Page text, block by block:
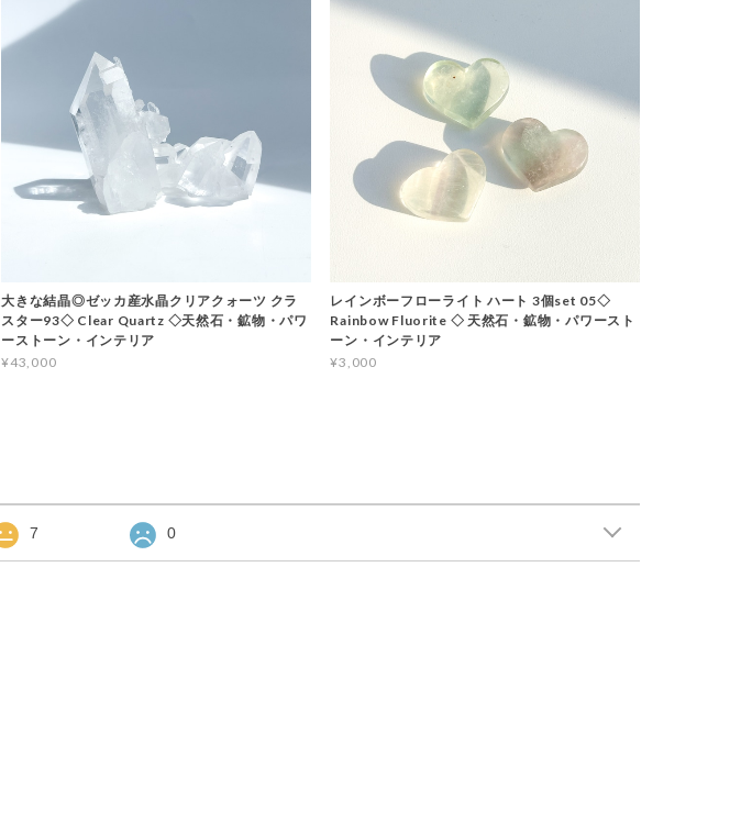
大きな結晶◎ゼッカ産水晶クリアクォーツ クラ
スター93◇ Clear Quartz ◇天然石・鉱物・パワ
ーストーン・インテリア
¥43,000
レインボーフローライト ハート 3個set 05◇
Rainbow Fluorite ◇ 天然石・鉱物・パワースト
ーン・インテリア
¥3,000
7 0